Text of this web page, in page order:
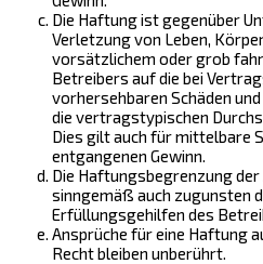
Die Haftung ist gegenüber
Verletzung von Leben,
vorsätzlichem oder grob
Betreibers auf die bei
vorhersehbaren Schäden
die vertragstypischen
Dies gilt auch für mittelbare
entgangenen Gewinn.
Die Haftungsbegrenzung
sinngemäß auch zugunsten
Erfüllungsgehilfen des
Ansprüche für eine Haftung
Recht bleiben unberührt.